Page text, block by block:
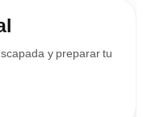
y preparar tu